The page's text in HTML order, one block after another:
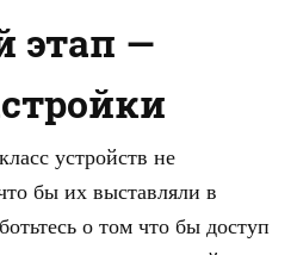
этап —
устройств не
бы их выставляли в
о том что бы доступ